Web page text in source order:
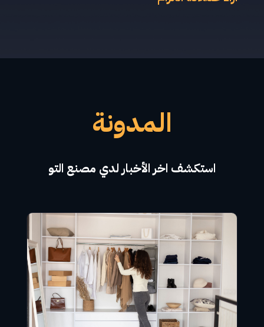
المدونة
استكشف اخر الأ